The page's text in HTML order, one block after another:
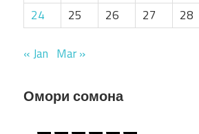
24
25 26 27 28
« Jan Mar »
Омори сомона